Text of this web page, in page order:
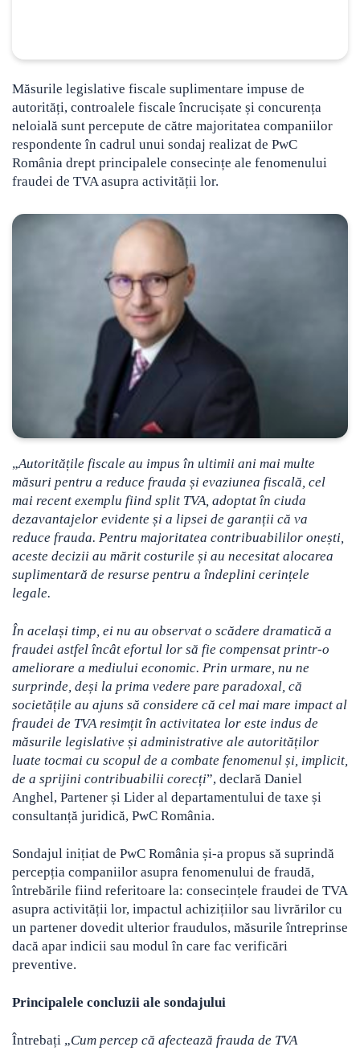
Măsurile legislative fiscale suplimentare impuse de
autorități, controalele fiscale încrucișate și concurența
neloială sunt percepute de către majoritatea companiilor
respondente în cadrul unui sondaj realizat de PwC
România drept principalele consecințe ale fenomenului
fraudei de TVA asupra activității lor.
„Autoritățile fiscale au impus în ultimii ani mai multe
măsuri pentru a reduce frauda și evaziunea fiscală, cel
mai recent exemplu fiind split TVA, adoptat în ciuda
dezavantajelor evidente și a lipsei de garanții că va
reduce frauda. Pentru majoritatea contribuabililor onești,
aceste decizii au mărit costurile și au necesitat alocarea
suplimentară de resurse pentru a îndeplini cerințele
legale.
În același timp, ei nu au observat o scădere dramatică a
fraudei astfel încât efortul lor să fie compensat printr-o
ameliorare a mediului economic. Prin urmare, nu ne
surprinde, deși la prima vedere pare paradoxal, că
societățile au ajuns să considere că cel mai mare impact al
fraudei de TVA resimțit în activitatea lor este indus de
măsurile legislative și administrative ale autorităților
luate tocmai cu scopul de a combate fenomenul și, implicit,
de a sprijini contribuabilii corecți”, declară Daniel
Anghel, Partener și Lider al departamentului de taxe și
consultanță juridică, PwC România.
Sondajul inițiat de PwC România și-a propus să suprindă
percepția companiilor asupra fenomenului de fraudă,
întrebările fiind referitoare la: consecințele fraudei de TVA
asupra activității lor, impactul achizițiilor sau livrărilor cu
un partener dovedit ulterior fraudulos, măsurile întreprinse
dacă apar indicii sau modul în care fac verificări
preventive.
Principalele concluzii ale sondajului
Întrebați „Cum percep că afectează frauda de TVA